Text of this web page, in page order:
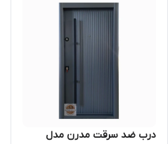
درب ضد سرقت مدرن مدل